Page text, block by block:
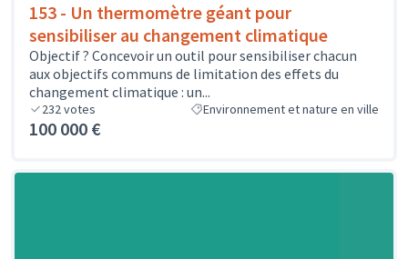
153 - Un thermomètre géant pour
sensibiliser au changement climatique
Objectif ? Concevoir un outil pour sensibiliser chacun
aux objectifs communs de limitation des effets du
changement climatique : un...
232votes Environnement et nature en ville
100 000 €